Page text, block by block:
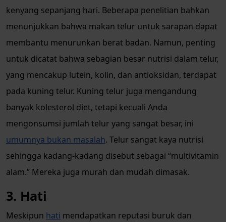
kenyang sepanjang hari. Beberapa penelitian bahkan
menunjukkan bahwa makan telur untuk sarapan dapat
membantu menurunkan berat badan. Namun, penting
untuk dicatat bahwa sebagian besar nutrisi dalam telur,
yang mencakup lutein, kolin, dan antioksidan, terdapat
pada kuning telur. Kuning telur juga mengandung
banyak kolesterol diet, tetapi kecuali Anda
mengonsumsi jumlah telur yang sangat besar, ini
umumnya bukan masalah. Telur sangat kaya nutrisi
sehingga kadang-kadang disebut sebagai “multivitamin
alam.” Mereka juga murah dan mudah dimasak.
3. Hati
Meskipun hati mendapatkan reputasi buruk dan